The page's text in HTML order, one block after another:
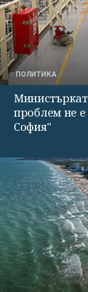
ПОЛИТИКА
проблем не
София"